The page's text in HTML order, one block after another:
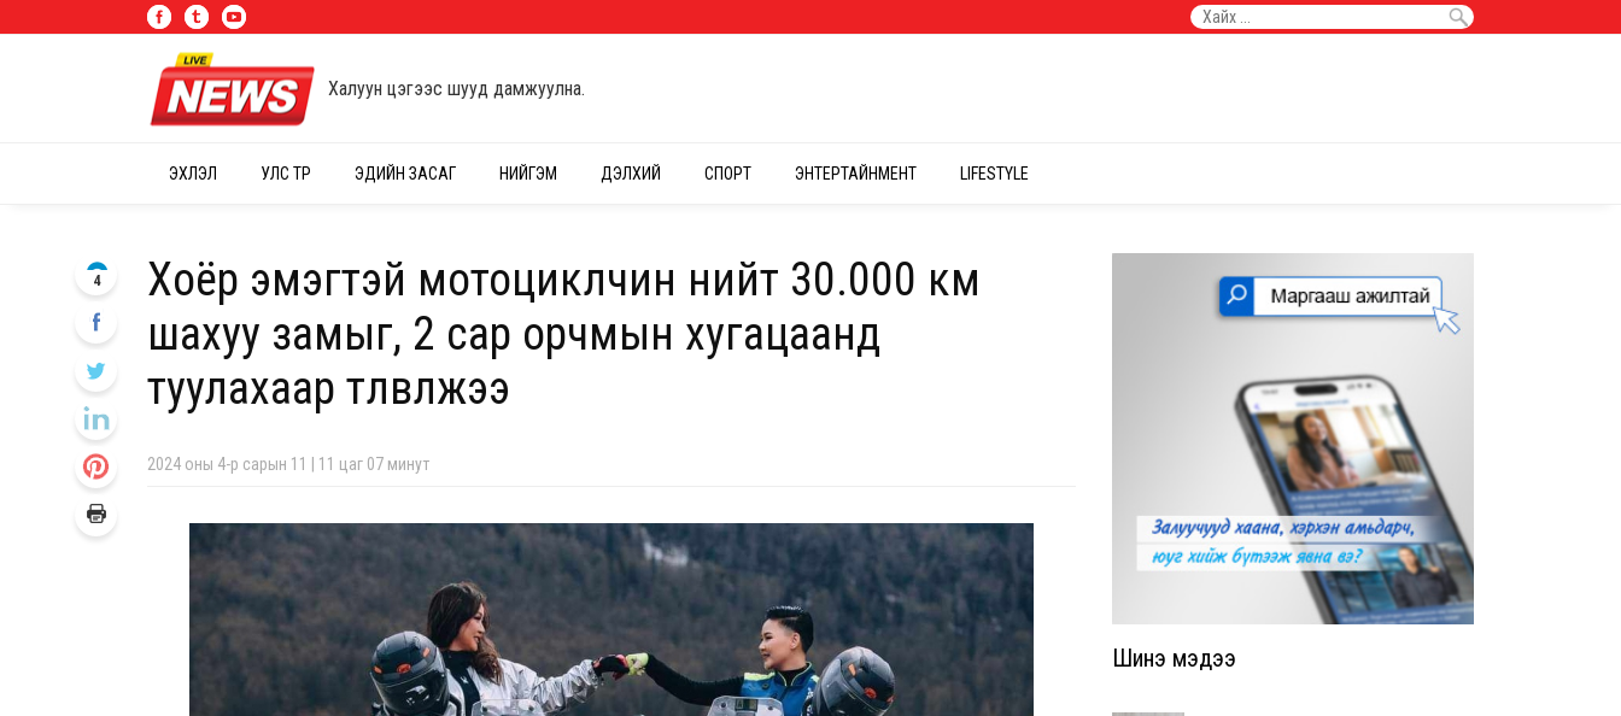
Халуун цэгээс шууд дамжуулна.
ЭХЛЭЛ УЛС ТӨР ЭДИЙН ЗАСАГ НИЙГЭМ ДЭЛХИЙ СПОРТ ЭНТЕРТАЙНМЕНТ LIFESTYLE
Хоёр эмэгтэй мотоциклчин нийт 30.000 км
шахуу замыг, 2 сар орчмын хугацаанд
туулахаар төлөвлөжээ
2024 оны 4-р сарын 11 | 11 цаг 07 минут
4
Шинэ мэдээ